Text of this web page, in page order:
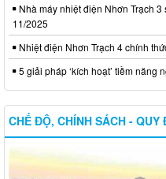
Nhà máy nhiệt điện Nhơn Trạch
11/2025
Nhiệt điện Nhơn Trạch 4 chính
5 giải pháp ‘kích hoạt’ tiềm năng
CHẾ ĐỘ, CHÍNH SÁCH - QUY